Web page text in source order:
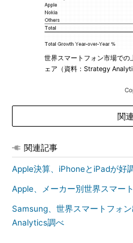
世界スマートフォン市場で
ェア（資料：Strategy
関
関連記事
Apple決算、iPhoneとiPadが好
Apple、メーカー別世界スマー
Samsung、世界スマートフォ
Analytics調べ